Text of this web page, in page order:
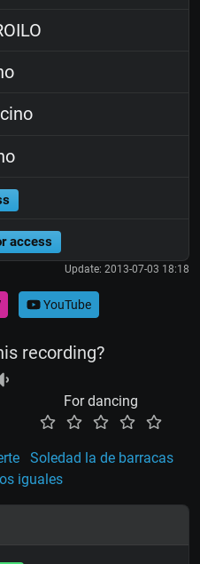
access
Update: 2013-07-03 18:18
YouTube
recording?
For dancing
Soledad la de barracas
iguales